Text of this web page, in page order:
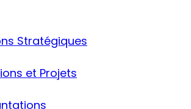
Stratégiques
et Projets